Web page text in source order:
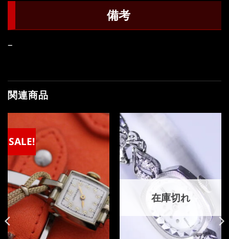
備考
–
関連商品
SALE!
在庫切れ